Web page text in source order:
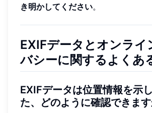
き明かしてください。
EXIFデータとオンライ
バシーに関するよくあ
EXIFデータは位置情報を示
た、どのように確認できます